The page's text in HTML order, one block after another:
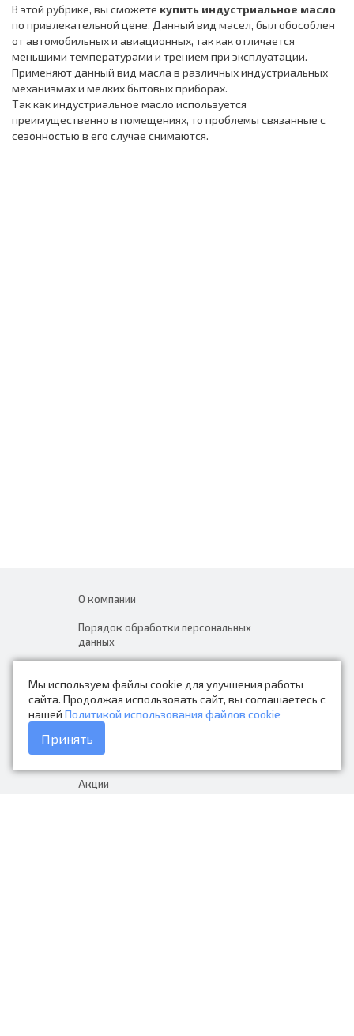
Мы используем файлы cookie для улучшения работы
сайта. Продолжая использовать сайт, вы соглашаетесь с
нашей Политикой использования файлов cookie
Принять
В этой рубрике, вы сможете купить индустриальное масло
по привлекательной цене. Данный вид масел, был обособлен
от автомобильных и авиационных, так как отличается
меньшими температурами и трением при эксплуатации.
Применяют данный вид масла в различных индустриальных
механизмах и мелких бытовых приборах.
Так как индустриальное масло используется
преимущественно в помещениях, то проблемы связанные с
сезонностью в его случае снимаются.
О компании
Порядок обработки персональных
данных
Контакты
Каталог товаров
Доставка и оплата
Акции